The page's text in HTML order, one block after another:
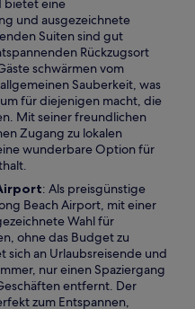
n
m
n
e
e
e
n
e
r
bietet eine
und ausgezeichnete
Suiten sind gut
Rückzugsort
schwärmen vom
Sauberkeit, was
für diejenigen macht, die
Mit seiner freundlichen
Zugang zu lokalen
wunderbare Option für
W
i
r
d
i
n
e
i
: Als preisgünstige
Beach Airport, mit einer
Wahl für
ohne das Budget zu
sich an Urlaubsreisende und
nur einen Spaziergang
entfernt. Der
zum Entspannen,